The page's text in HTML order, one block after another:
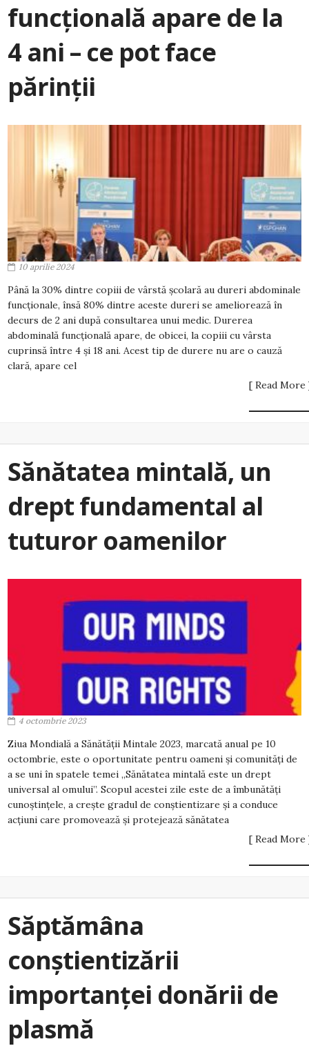
funcțională apare de la
4 ani – ce pot face
părinții
10 aprilie 2024
Până la 30% dintre copiii de vârstă școlară au dureri abdominale
funcționale, însă 80% dintre aceste dureri se ameliorează în
decurs de 2 ani după consultarea unui medic. Durerea
abdominală funcțională apare, de obicei, la copiii cu vârsta
cuprinsă între 4 și 18 ani. Acest tip de durere nu are o cauză
clară, apare cel
[ Read More
Sănătatea mintală, un
drept fundamental al
tuturor oamenilor
4 octombrie 2023
Ziua Mondială a Sănătății Mintale 2023, marcată anual pe 10
octombrie, este o oportunitate pentru oameni și comunități de
a se uni în spatele temei „Sănătatea mintală este un drept
universal al omului”. Scopul acestei zile este de a îmbunătăți
cunoștințele, a crește gradul de conștientizare și a conduce
acțiuni care promovează și protejează sănătatea
[ Read More
Săptămâna
conștientizării
importanței donării de
plasmă